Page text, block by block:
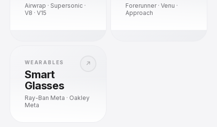
Airwrap · Supersonic ·
V8 · V15
Forerunner · Venu ·
Approach
↗
WEARABLES
Smart
Glasses
Ray-Ban Meta · Oakley
Meta